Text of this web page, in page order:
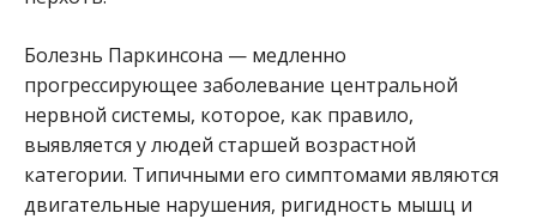
Болезнь Паркинсона — медленно
прогрессирующее заболевание центральной
нервной системы, которое, как правило,
выявляется у людей старшей возрастной
категории. Типичными его симптомами являются
двигательные нарушения, ригидность мышц и